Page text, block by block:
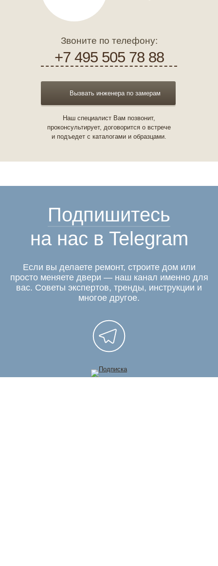
Звоните по телефону:
+7 495 505 78 88
Вызвать инженера по замерам
Наш специалист Вам позвонит,
проконсультирует, договорится о встрече
и подъедет с каталогами и образцами.
Подпишитесь
на нас в Telegram
Если вы делаете ремонт, строите дом или
просто меняете двери — наш канал именно для
вас. Советы экспертов, тренды, инструкции и
многое другое.